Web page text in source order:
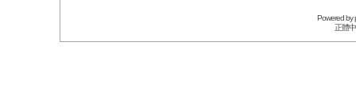
Powered by
正體